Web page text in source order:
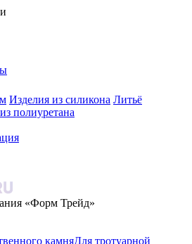
Изделия из силикона Литьё
полиуретана
«Форм Трейд»
камняДля тротуарной